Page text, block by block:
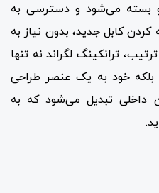
بسته می‌شود و دسترسی به
کردن کابل جدید، بدون نیاز به
ترانکینگ لگراند نه تنها
بلکه خود به یک عنصر طراحی
داخلی تبدیل می‌شود که به